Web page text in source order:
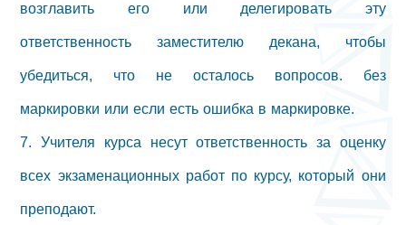
возглавить его или делегировать эту
ответственность заместителю декана, чтобы
убедиться, что не осталось вопросов. без
маркировки или если есть ошибка в маркировке.
7. Учителя курса несут ответственность за оценку
всех экзаменационных работ по курсу, который они
преподают.